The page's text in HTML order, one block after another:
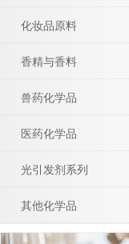
化妆品原料
香精与香料
兽药化学品
医药化学品
光引发剂系列
其他化学品